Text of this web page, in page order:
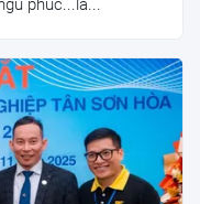
phúc...là...